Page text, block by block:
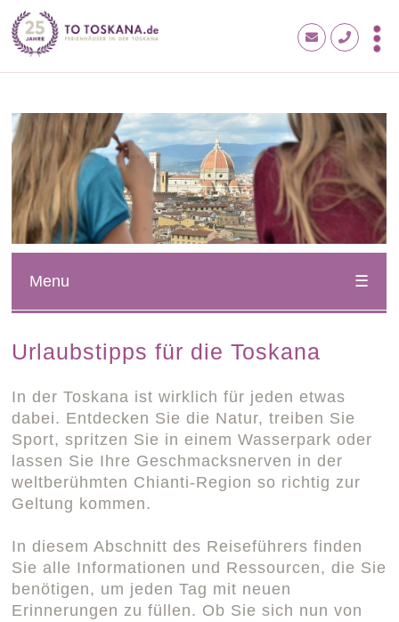
Menu
Urlaubstipps für die Toskana
In der Toskana ist wirklich für jeden etwas
dabei. Entdecken Sie die Natur, treiben Sie
Sport, spritzen Sie in einem Wasserpark oder
lassen Sie Ihre Geschmacksnerven in der
weltberühmten Chianti-Region so richtig zur
Geltung kommen.
In diesem Abschnitt des Reiseführers finden
Sie alle Informationen und Ressourcen, die Sie
benötigen, um jeden Tag mit neuen
Erinnerungen zu füllen. Ob Sie sich nun von